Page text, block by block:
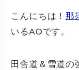
こんにちは！那
いるAOです。
田舎道＆雪道の